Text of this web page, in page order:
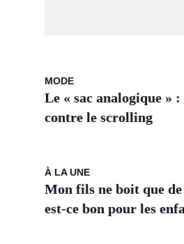
MODE
Le « sac analogique »
contre le scrolling
À LA UNE
Mon fils ne boit que
est-ce bon pour les